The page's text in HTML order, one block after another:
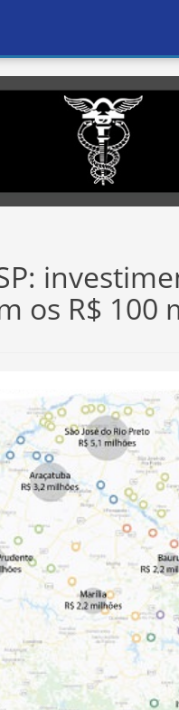
os R$ 100